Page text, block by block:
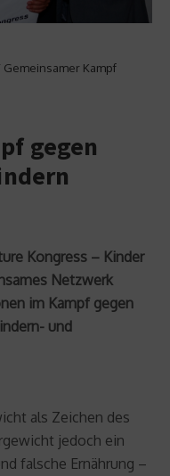
Gemeinsamer Kampf
gegen
Kongress – Kinder
Netzwerk
im Kampf gegen
und
als Zeichen des
jedoch ein
falsche Ernährung –